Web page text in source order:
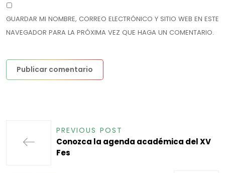
GUARDAR MI NOMBRE, CORREO ELECTRÓNICO Y SITIO WEB EN ESTE
NAVEGADOR PARA LA PRÓXIMA VEZ QUE HAGA UN COMENTARIO.
PREVIOUS POST
Conozca la agenda académica del XV
Fes